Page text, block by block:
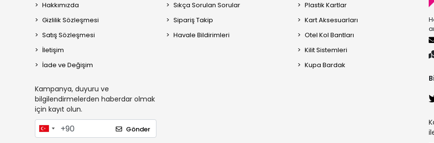
Hakkımızda
Gizlilik Sözleşmesi
Satış Sözleşmesi
İletişim
İade ve Değişim
Kampanya, duyuru ve
bilgilendirmelerden haberdar olmak
için kayıt olun.
Gönder
Sıkça Sorulan Sorular
Sipariş Takip
Havale Bildirimleri
Plastik Kartlar
Kart Aksesuarları
Otel Kol Bantları
Kilit Sistemleri
Kupa Bardak